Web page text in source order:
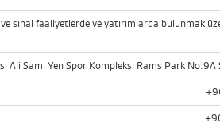
sınai faaliyetlerde ve yatırımlarda bulunmak
Ali Sami Yen Spor Kompleksi Rams Park No:9A